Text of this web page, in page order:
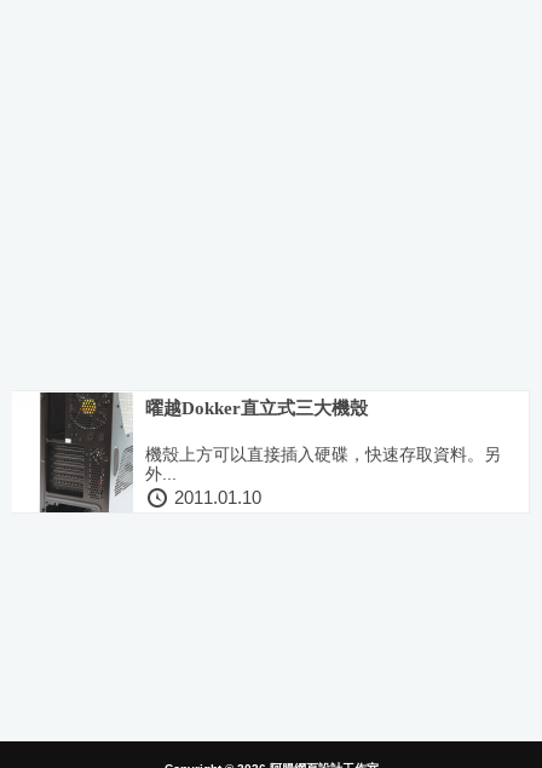
曜越Dokker直立式三大機殼
機殼上方可以直接插入硬碟，快速存取資料。另
外...
2011.01.10